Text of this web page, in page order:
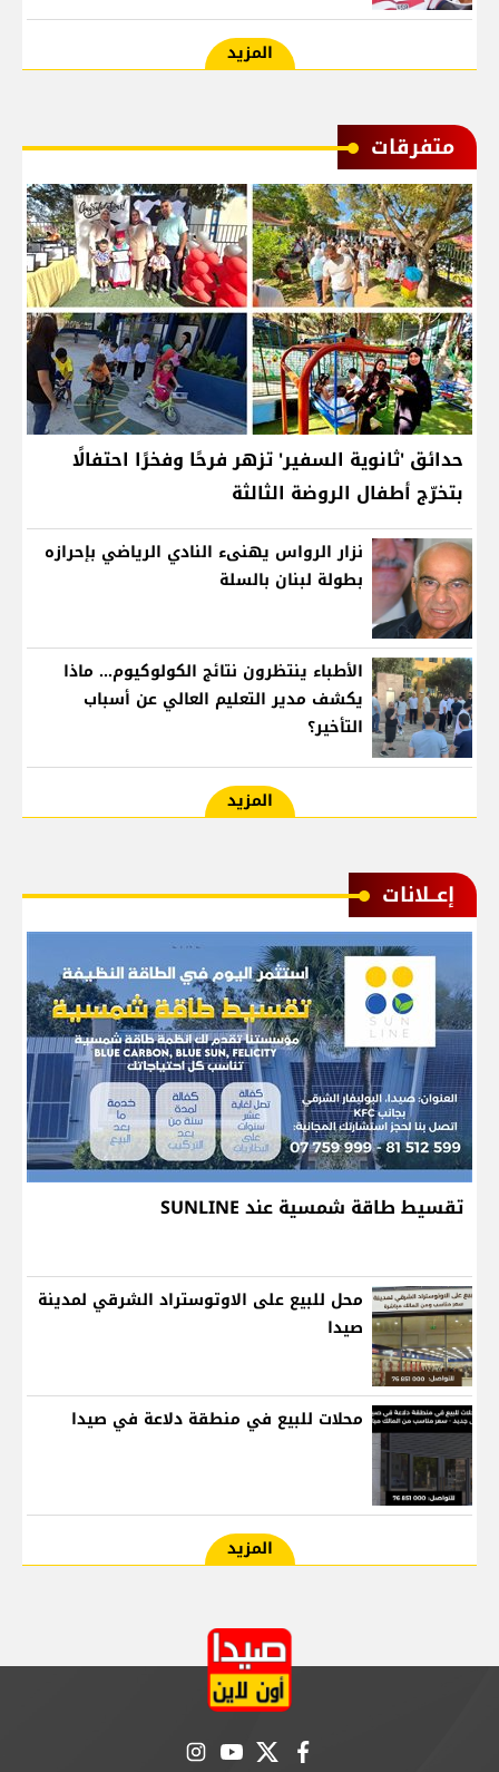
المزيد
متفرقات
حدائق 'ثانوية السفير' تزهر فرحًا وفخرًا احتفالًا
بتخرّج أطفال الروضة الثالثة
نزار الرواس يهنىء النادي الرياضي بإحرازه
بطولة لبنان بالسلة
الأطباء ينتظرون نتائج الكولوكيوم... ماذا
يكشف مدير التعليم العالي عن أسباب
التأخير؟
المزيد
إعــلانات
تقسيط طاقة شمسية عند SUNLINE
محل للبيع على الاوتوستراد الشرقي لمدينة
صيدا
محلات للبيع في منطقة دلاعة في صيدا
المزيد
facebook
twitter
youtube
instagram